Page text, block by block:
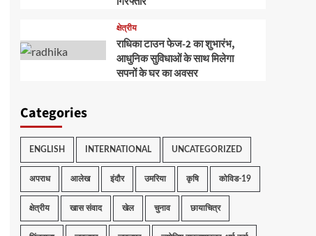
क्षेत्रीय
राधिका टाउन फेज-2 का शुभारंभ,
आधुनिक सुविधाओं के साथ मिलेगा
सपनों के घर का अवसर
Categories
ENGLISH INTERNATIONAL UNCATEGORIZED
अपराध आलेख इंदौर उमरिया कृषि कोविड-19
क्षेत्रीय खास संवाद खेल चुनाव छायाचित्र